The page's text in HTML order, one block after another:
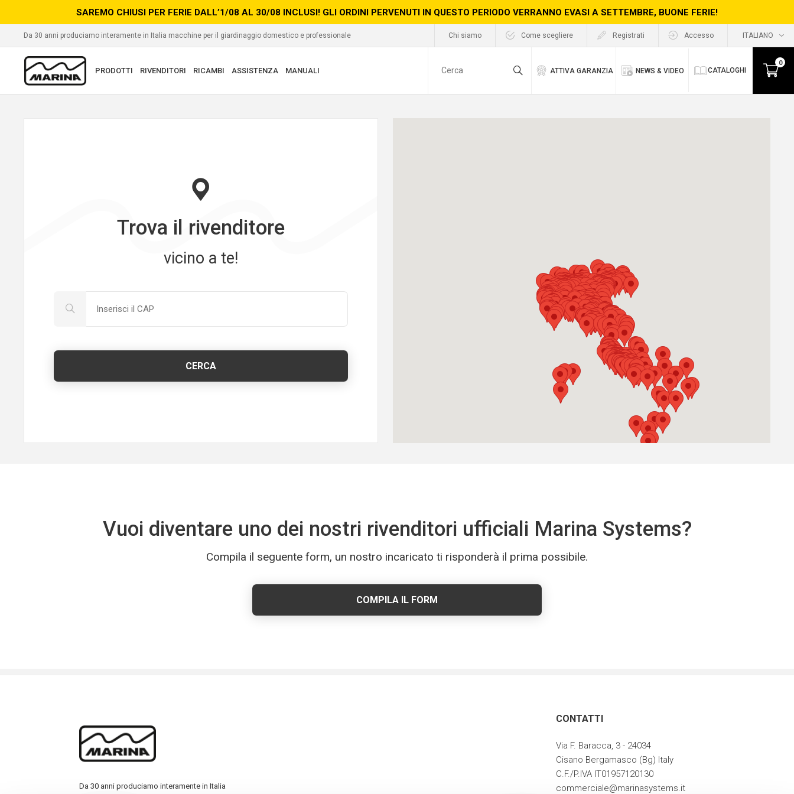
SAREMO CHIUSI PER FERIE DALL’1/08 AL 30/08 INCLUSI! GLI ORDINI PERVENUTI IN QUESTO PERIODO VERRANNO EVASI A SETTEMBRE, BUONE FERIE!
Da 30 anni produciamo interamente in Italia macchine per il giardinaggio domestico e professionale Chi siamo Come scegliere Registrati Accesso
PRODOTTI RIVENDITORI RICAMBI ASSISTENZA MANUALI ATTIVA GARANZIA NEWS & VIDEO CATALOGHI
0
Trova il rivenditore
vicino a te!
CERCA
Vuoi diventare uno dei nostri rivenditori ufficiali Marina Systems?
Compila il seguente form, un nostro incaricato ti risponderà il prima possibile.
COMPILA IL FORM
Da 30 anni produciamo interamente in Italia
CONTATTI
Via F. Baracca, 3 - 24034
Cisano Bergamasco (Bg) Italy
C.F./P.IVA IT01957120130
commerciale@marinasystems.it